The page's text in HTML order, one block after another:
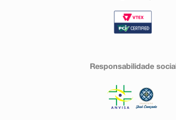
Responsabilidade social